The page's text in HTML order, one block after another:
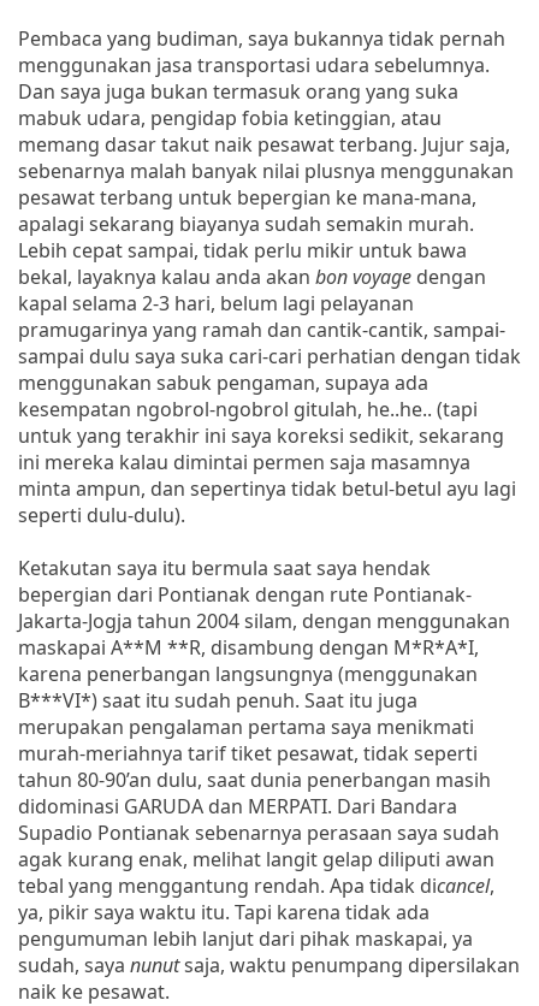
Pembaca yang budiman, saya bukannya tidak pernah
menggunakan jasa transportasi udara sebelumnya.
Dan saya juga bukan termasuk orang yang suka
mabuk udara, pengidap fobia ketinggian, atau
memang dasar takut naik pesawat terbang. Jujur saja,
sebenarnya malah banyak nilai plusnya menggunakan
pesawat terbang untuk bepergian ke mana-mana,
apalagi sekarang biayanya sudah semakin murah.
Lebih cepat sampai, tidak perlu mikir untuk bawa
bekal, layaknya kalau anda akan bon voyage dengan
kapal selama 2-3 hari, belum lagi pelayanan
pramugarinya yang ramah dan cantik-cantik, sampai-
sampai dulu saya suka cari-cari perhatian dengan tidak
menggunakan sabuk pengaman, supaya ada
kesempatan ngobrol-ngobrol gitulah, he..he.. (tapi
untuk yang terakhir ini saya koreksi sedikit, sekarang
ini mereka kalau dimintai permen saja masamnya
minta ampun, dan sepertinya tidak betul-betul ayu lagi
seperti dulu-dulu).
Ketakutan saya itu bermula saat saya hendak
bepergian dari Pontianak dengan rute Pontianak-
Jakarta-Jogja tahun 2004 silam, dengan menggunakan
maskapai A**M **R, disambung dengan M*R*A*I,
karena penerbangan langsungnya (menggunakan
B***VI*) saat itu sudah penuh. Saat itu juga
merupakan pengalaman pertama saya menikmati
murah-meriahnya tarif tiket pesawat, tidak seperti
tahun 80-90’an dulu, saat dunia penerbangan masih
didominasi GARUDA dan MERPATI. Dari Bandara
Supadio Pontianak sebenarnya perasaan saya sudah
agak kurang enak, melihat langit gelap diliputi awan
tebal yang menggantung rendah. Apa tidak dicancel,
ya, pikir saya waktu itu. Tapi karena tidak ada
pengumuman lebih lanjut dari pihak maskapai, ya
sudah, saya nunutsaja, waktu penumpang dipersilakan
naik ke pesawat.